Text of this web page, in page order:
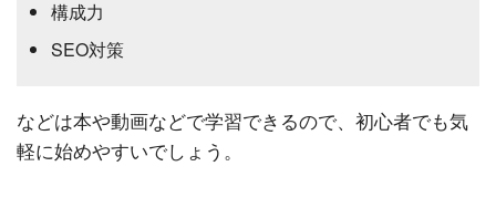
構成力
SEO対策
などは本や動画などで学習できるので、初心者でも気
軽に始めやすいでしょう。